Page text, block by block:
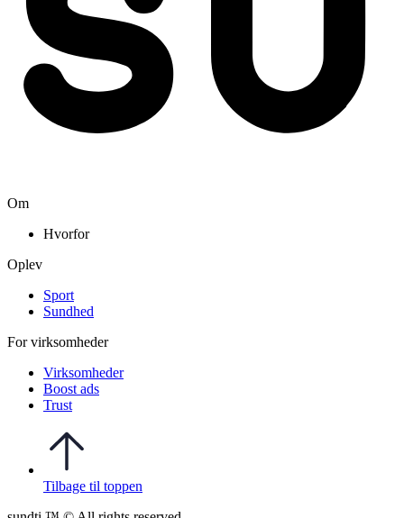
Om
Hvorfor
Oplev
Sport
Sundhed
For virksomheder
Virksomheder
Boost ads
Trust
Tilbage til toppen